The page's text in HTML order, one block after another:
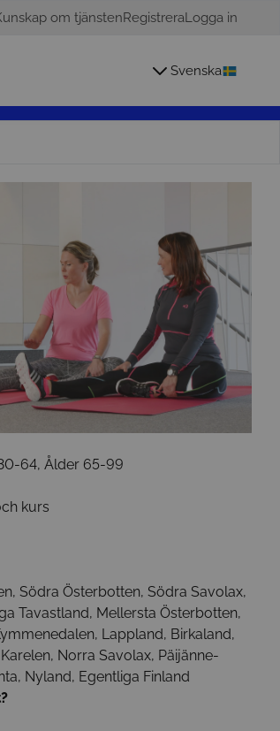
om tjänstenRegistreraLogga in
Svenska
64, Ålder 65-99
kurs
Södra Österbotten, Södra Savolax,
Tavastland, Mellersta Österbotten,
Lappland, Birkaland,
Norra Savolax, Päijänne-
Nyland, Egentliga Finland